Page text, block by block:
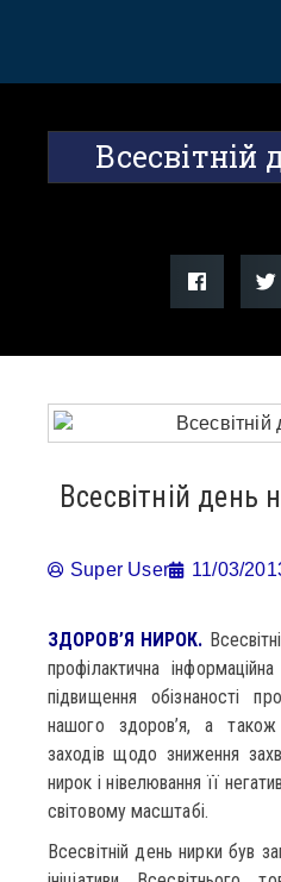
Всесвітній
Всесвітній день
Super User 11/03/
ЗДОРОВ’Я НИРОК.
профілактична
підвищення обізнаності
нашого здоров’я, а також
заходів щодо зниження
нирок і нівелювання її
світовому масштабі.
Всесвітній день нирки був